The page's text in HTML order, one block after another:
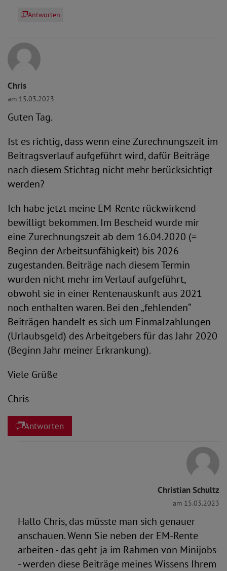
Antworten
Chris
am 15.03.2023
Guten Tag.
Ist es richtig, dass wenn eine Zurechnungszeit im
Beitragsverlauf aufgeführt wird, dafür Beiträge
nach diesem Stichtag nicht mehr berücksichtigt
werden?
Ich habe jetzt meine EM-Rente rückwirkend
bewilligt bekommen. Im Bescheid wurde mir
eine Zurechnungszeit ab dem 16.04.2020 (=
Beginn der Arbeitsunfähigkeit) bis 2026
zugestanden. Beiträge nach diesem Termin
wurden nicht mehr im Verlauf aufgeführt,
obwohl sie in einer Rentenauskunft aus 2021
noch enthalten waren. Bei den „fehlenden“
Beiträgen handelt es sich um Einmalzahlungen
(Urlaubsgeld) des Arbeitgebers für das Jahr 2020
(Beginn Jahr meiner Erkrankung).
Viele Grüße
Chris
Antworten
Christian Schultz
am 15.03.2023
Hallo Chris, das müsste man sich genauer
anschauen. Wenn Sie neben der EM-Rente
arbeiten - das geht ja im Rahmen von Minijobs
- werden diese Beiträge meines Wissens Ihrem